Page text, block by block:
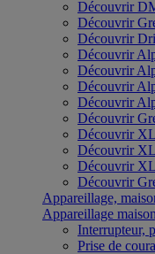
Découvrir
Découvrir
Découvrir
Découvrir
Découvrir
Découvrir
Découvrir
Découvrir
Découvrir
Découvrir
Découvrir
Découvrir
Appareillage,
Appareillage
Interrupteur,
Prise de